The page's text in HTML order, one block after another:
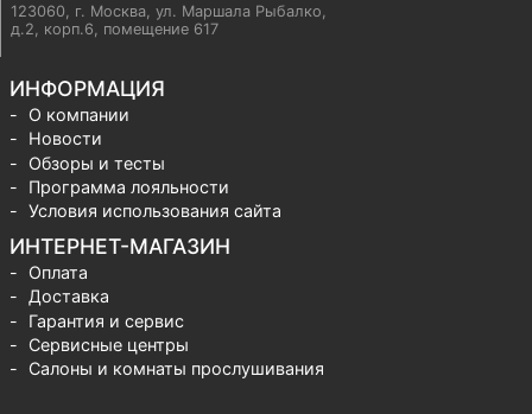
123060, г. Москва ул. Маршала Рыбалко,
д.2, корп.6, помещение 617
ИНФОРМАЦИЯ
О компании
Новости
Обзоры и тесты
Программа лояльности
Условия использования сайта
ИНТЕРНЕТ-МАГАЗИН
Оплата
Доставка
Гарантия и сервис
Сервисные центры
Салоны и комнаты прослушивания